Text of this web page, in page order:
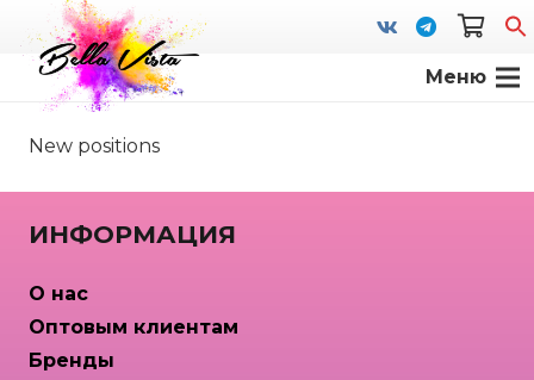
Меню
New positions
ИНФОРМАЦИЯ
О нас
Оптовым клиентам
Бренды